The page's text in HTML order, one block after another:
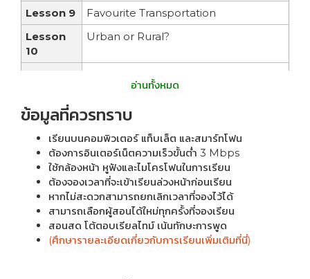
Lesson 9
Favourite Transportation
Lesson
10
Urban or Rural?
Lesson
Review and Practice (Lesson 7-11)
Lesson
13
My Hometown
Lesson
Describing My Hometown to a
Foreigner
Lesson
My Apartment
อ่านทั้งหมด
ข้อมูลที่ควรทราบ
เรียนบนคอมพิวเตอร์ แท็บเล็ต และสมาร์ทโฟน
ต้องการอินเตอร์เน็ตความเร็วขั้นต่ำ 3 Mbps
ใช้กล้องหน้า หูฟังและไมโครโฟนในการเรียน
ต้องจองเวลาที่จะเข้าเรียนล่วงหน้าก่อนเรียน
หากไม่สะดวกสามารถยกเลิกเวลาที่จองไว้ได้
สามารถเลือกผู้สอนได้ใหม่ทุกครั้งที่จองเรียน
สอนสด โต้ตอบเรียลไทม์ เน้นทักษะการพูด
(ศึกษารายละเอียดเกี่ยวกับการเรียนเพิ่มเติมที่นี่)